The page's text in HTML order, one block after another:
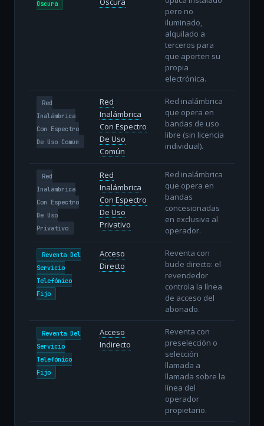
Oscura
pero no
iluminado,
alquilado a
terceros para
que aporten su
propia
electrónica.
Red
Inalámbrica
Con Espectro
De Uso Común
Red
Inalámbrica
Con Espectro
De Uso
Común
Red inalámbrica
que opera en
bandas de uso
libre (sin licencia
individual).
Red
Inalámbrica
Con Espectro
De Uso
Privativo
Red
Inalámbrica
Con Espectro
De Uso
Privativo
Red inalámbrica
que opera en
bandas
concesionadas
en exclusiva al
operador.
Reventa Del
Servicio
Telefónico
Fijo
Acceso
Directo
Reventa con
bucle directo: el
revendedor
controla la línea
de acceso del
abonado.
Reventa Del
Servicio
Telefónico
Fijo
Acceso
Indirecto
Reventa con
preselección o
selección
llamada a
llamada sobre la
línea del
operador
propietario.